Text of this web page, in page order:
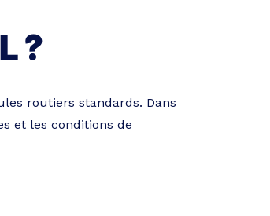
?
routiers standards. Dans
et les conditions de